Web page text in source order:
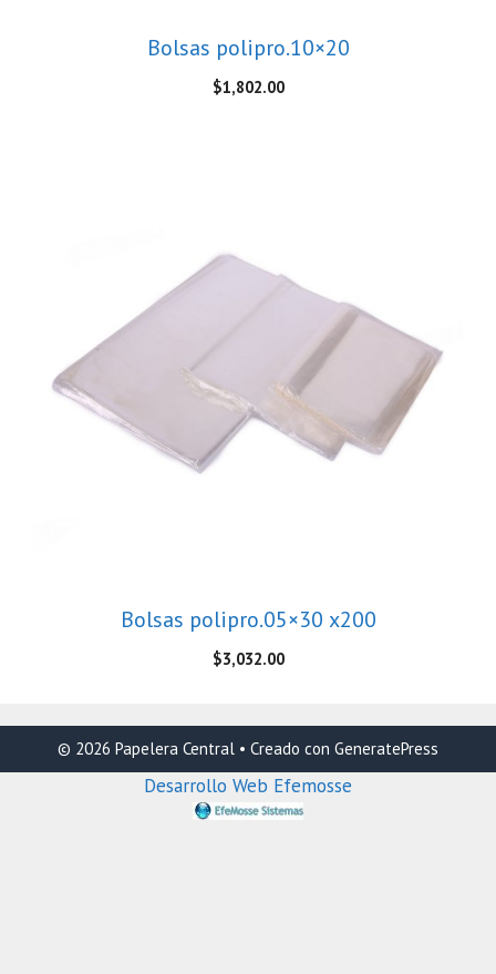
Bolsas polipro.10×20
$1,802.00
Bolsas polipro.05×30 x200
$3,032.00
© 2026 Papelera Central • Creado con GeneratePress
Desarrollo Web Efemosse